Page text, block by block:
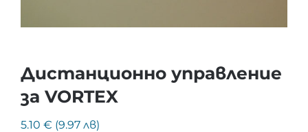
Дистанционно управление
за VORTEX
5.10 € (9.97 лв)